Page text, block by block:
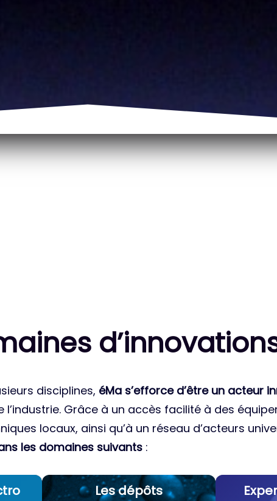
d’innovation
disciplines, éMa s’efforce d’être un acteur
Grâce à un accès facilité à des
locaux, ainsi qu’à un réseau d’acteurs
les domaines suivants :
Les dépôts